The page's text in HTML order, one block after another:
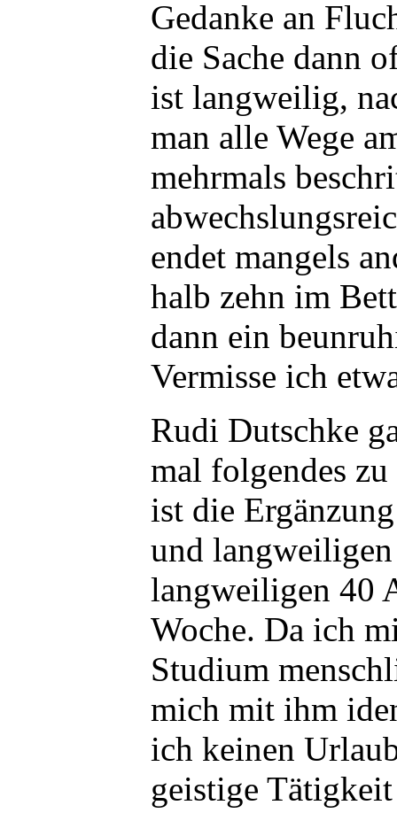
Gedanke an
die Sache dann
ist langweilig,
man alle Wege
mehrmals
endet mangels
halb zehn im
dann ein
Vermisse ich
Rudi Dutschke
mal folgendes
ist die
und
langweiligen 40
Woche. Da ich
Studium
mich mit ihm
ich keinen
geistige